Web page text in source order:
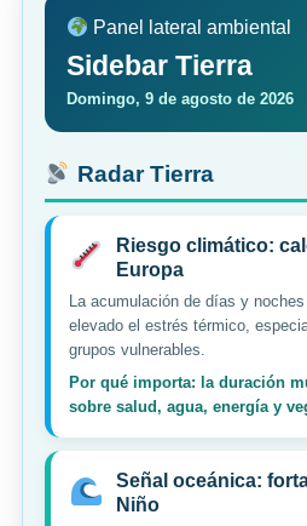
Panel lateral ambiental
Sidebar Tierra
Domingo, 9 de agosto de 2026
Radar Tierra
Riesgo climático:
Europa
La acumulación de días y
elevado el estrés térmico,
grupos vulnerables.
Por qué importa: la duración
sobre salud, agua, energía y
Señal oceánica:
Niño